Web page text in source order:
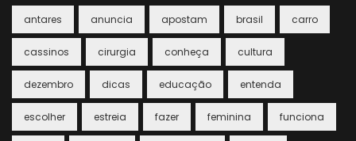
antares anuncia apostam brasil carro
cassinos cirurgia conheça cultura
dezembro dicas educação entenda
escolher estreia fazer feminina funciona